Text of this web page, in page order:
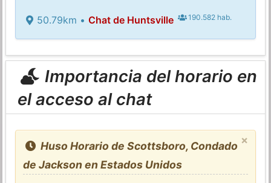
50.79km • Chat de Huntsville 190.582 hab.
Importancia del horario en
el acceso al chat
×
Huso Horario de Scottsboro, Condado
de Jackson en Estados Unidos